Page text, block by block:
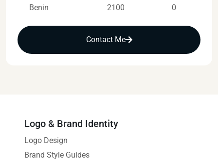
Benin
2100
0
Contact Me
Logo & Brand Identity
Logo Design
Brand Style Guides